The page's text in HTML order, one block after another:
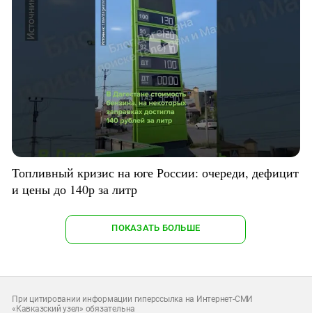
Топливный кризис на юге России: очереди, дефицит
и цены до 140р за литр
ПОКАЗАТЬ БОЛЬШЕ
При цитировании информации гиперссылка на Интернет-СМИ
«Кавказский узел» обязательна